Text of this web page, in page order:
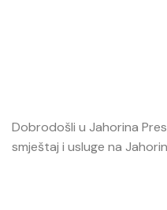
Dobrodošli u Jahorina
smještaj i usluge na